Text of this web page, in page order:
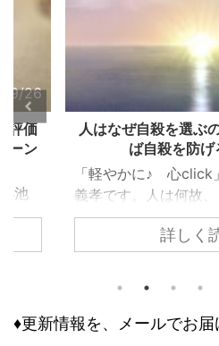
9/26
評価
ーン
池
生き
あ
う評
人はなぜ自殺を選
ば自殺を防げ
「軽やかに♪ 心click
義孝です。人は何故
しょうか？ 自殺する
ない為には、どうす
が、共通するのは精
に取り組む前に、基本
詳しく
♦更新情報を、メールでお届